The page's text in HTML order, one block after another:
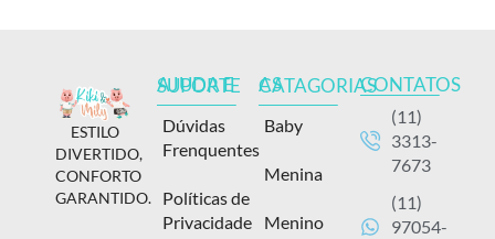
ESTILO
DIVERTIDO,
CONFORTO
GARANTIDO.
AJUDA E SUPORTE
Dúvidas
Frenquentes
Políticas de
Privacidade
AS CATAGORIAS
Baby
Menina
Menino
CONTATOS
(11)
3313-
7673
(11)
97054-